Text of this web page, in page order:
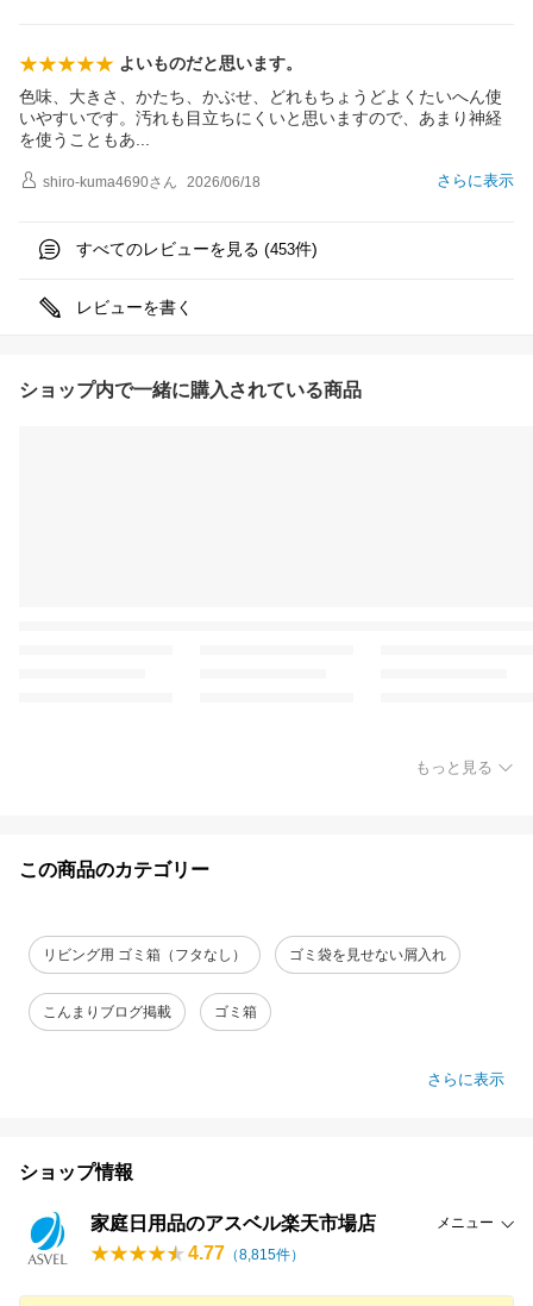
よいものだと思います。
色味、大きさ、かたち、かぶせ、どれもちょうどよくたいへん使
いやすいです。汚れも目立ちにくいと思いますので、あまり神経
を使うこともあ
さらに表示
shiro-kuma4690さん 2026/06/18
すべてのレビューを見る (453件)
レビューを書く
ショップ内で一緒に購入されている商品
もっと見る
この商品のカテゴリー
リビング用 ゴミ箱（フタなし） ゴミ袋を見せない屑入れ
こんまりブログ掲載 ゴミ箱
さらに表示
ショップ情報
家庭日用品のアスベル楽天市場店 メニュー
4.77 （8,815件）